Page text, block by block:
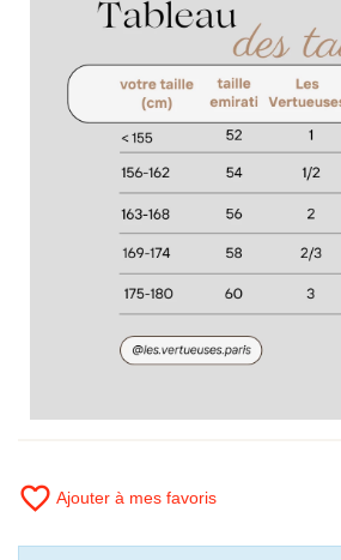
favorite_border Ajouter à mes favoris